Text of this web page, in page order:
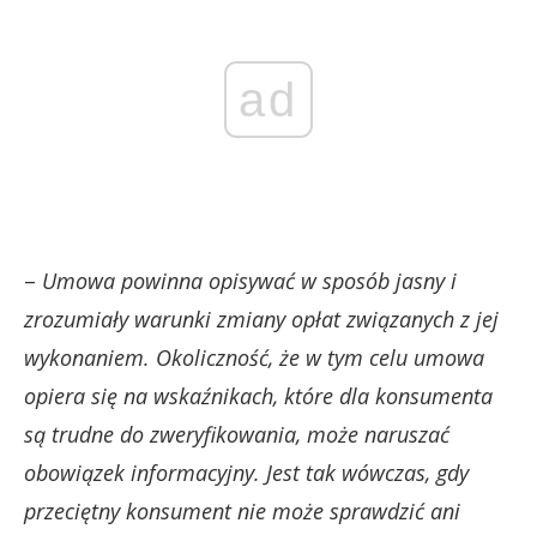
ad
– Umowa powinna opisywać w sposób jasny i
zrozumiały warunki zmiany opłat związanych z jej
wykonaniem. Okoliczność, że w tym celu umowa
opiera się na wskaźnikach, które dla konsumenta
są trudne do zweryfikowania, może naruszać
obowiązek informacyjny. Jest tak wówczas, gdy
przeciętny konsument nie może sprawdzić ani